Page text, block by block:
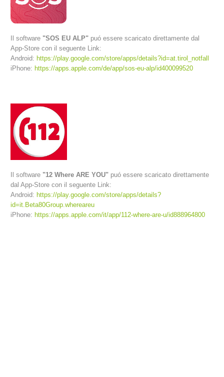
Comitato Direttivo
Il software "SOS EU ALP" puó essere scaricato direttamente dal
App-Store con il seguente Link:
Android: https://play.google.com/store/apps/details?id=at.tirol_notfall
iPhone: https://apps.apple.com/de/app/sos-eu-alp/id400099520
Il software "12 Where ARE YOU" puó essere scaricato direttamente
dal App-Store con il seguente Link:
Android: https://play.google.com/store/apps/details?
id=it.Beta80Group.whereareu
iPhone: https://apps.apple.com/it/app/112-where-are-u/id888964800